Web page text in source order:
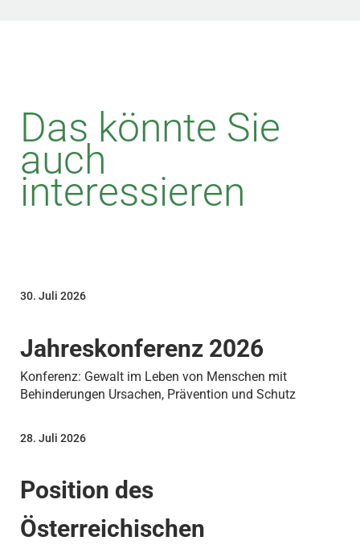
Das könnte Sie
auch
interessieren
Jahreskonferenz 2026
30. Juli 2026
Konferenz: Gewalt im Leben von Menschen mit
Behinderungen Ursachen, Prävention und Schutz
Position des
Österreichischen
28. Juli 2026